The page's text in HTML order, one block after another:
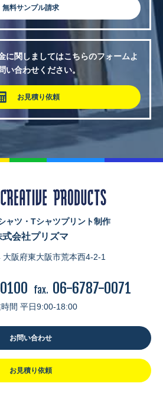
無料サンプル請求
に関しましてはこちらのフォームよ
い合わせください。
お見積り依頼
ャツ・Tシャツプリント制作
式会社プリズマ
阪府東大阪市荒本西4-2-1
fax. 06-6787-0071
間 平日9:00-18:00
お問い合わせ
お見積り依頼